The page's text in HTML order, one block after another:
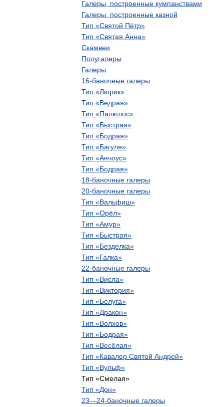
Галеры построенные кумпанствами
Галеры
построенные казной
Тип «Святой Пётр»
Тип «Святая Анна»
Скамвеи
Полугалеры
Галеры
16-баночные галеры
Тип «Люрик»
Тип «Вёдрая»
Тип «Палюлос»
Тип «Быстрая»
Тип «Бодрая»
Тип «Багуля»
Тип «Анчоус»
Тип «Бодрая»
18-баночные галеры
20-баночные галеры
Тип «Вальфиш»
Тип «Орёл»
Тип «Амур»
Тип «Быстрая»
Тип «Безделка»
Тип «Галка»
22-баночные галеры
Тип «Висла»
Тип «Виктория»
Тип «Белуга»
Тип «Дракон»
Тип «Волхов»
Тип «Бодрая»
Тип «Весёлая»
Тип «Кавалер Святой Андрей»
Тип «Вульф»
Тип «Смелая»
Тип «Дон»
23—24-баночные галеры